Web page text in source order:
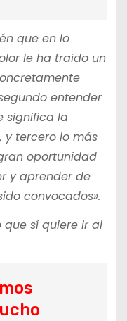
que en lo
le ha traído un
entender
significa la
y tercero lo más
oportunidad
y aprender de
convocados».
que sí quiere ir al